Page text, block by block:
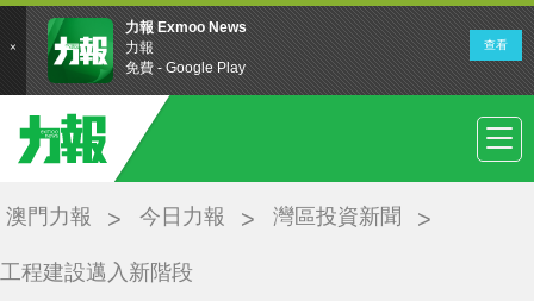
澳門力報 今日力報 灣區投資新聞
工程建設邁入新階段